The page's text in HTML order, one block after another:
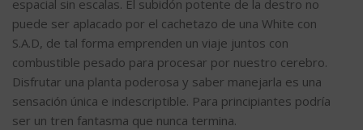
espacial sin escalas. El subidón potente de la destro no
puede ser aplacado por el cachetazo de una White con
S.A.D, de tal forma emprenden un viaje juntos con
combustible pesado para procesar por nuestro cerebro.
Disfrutar una planta poderosa y saber manejarla es una
sensación única e indescriptible. Para principiantes podría
ser un tren fantasma que nunca termina.